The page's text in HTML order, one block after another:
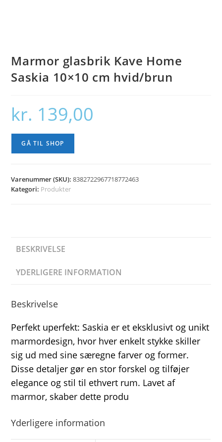
Marmor glasbrik Kave Home
Saskia 10×10 cm hvid/brun
kr. 139,00
GÅ TIL SHOP
Varenummer (SKU):8382722967718772463
Kategori: Produkter
BESKRIVELSE
YDERLIGERE INFORMATION
Beskrivelse
Perfekt uperfekt: Saskia er et eksklusivt og unikt
marmordesign, hvor hver enkelt stykke skiller
sig ud med sine særegne farver og former.
Disse detaljer gør en stor forskel og tilføjer
elegance og stil til ethvert rum. Lavet af
marmor, skaber dette produ
Yderligere information